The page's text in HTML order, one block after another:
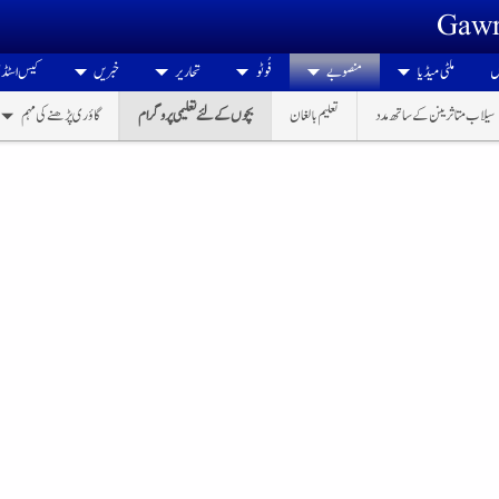
ملٹی میڈیا
منصوبے
سیلاب متاثرینن کے ساتھ مدد
تعلیم بالغان بچوں کے لئے تعلیمی پروگرام گاؤری پڑھنے کی مہم
فُوٹو تحاریر خبریں کیس